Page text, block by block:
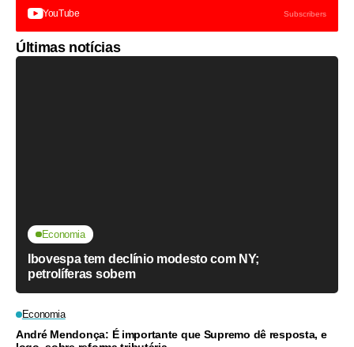
YouTube Subscribers
Últimas notícias
Economia
Ibovespa tem declínio modesto com NY;
petrolíferas sobem
Economia
André Mendonça: É importante que Supremo dê resposta, e